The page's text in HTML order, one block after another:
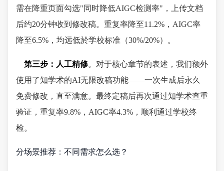
需在降重页面勾选"同时降低AIGC检测率"，上传文档
后约20分钟收到修改稿。重复率降至11.2%，AIGC率
降至6.5%，均远低於学校标准（30%/20%）。
第三步：人工精修。对于核心章节的表述，我们额外
使用了知学术的AI无限改稿功能——一次生成后永久
免费修改，直至满意。最终定稿后再次通过知学术查重
验证，重复率9.8%，AIGC率4.3%，顺利通过学校终
检。
分场景推荐：不同需求怎么选？